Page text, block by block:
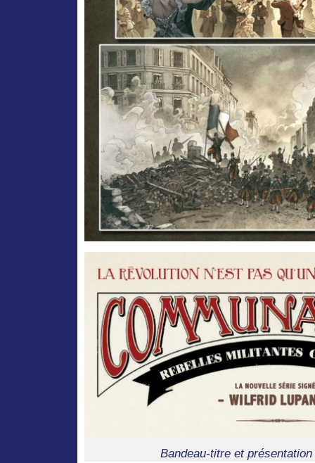
Bandeau-titre et